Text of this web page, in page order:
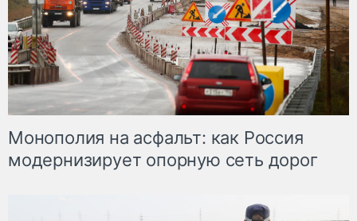
Монополия на асфальт: как Россия
модернизирует опорную сеть дорог